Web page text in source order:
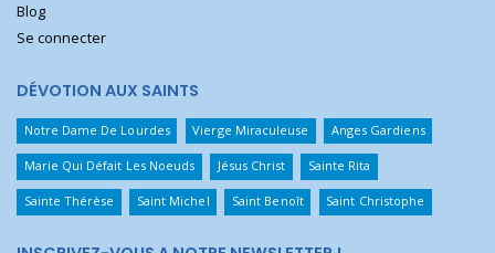
Blog
Se connecter
DÉVOTION AUX SAINTS
Notre Dame De Lourdes Vierge Miraculeuse Anges Gardiens
Marie Qui Défait Les Noeuds Jésus Christ Sainte Rita
Sainte Thérèse Saint Michel Saint Benoît Saint Christophe